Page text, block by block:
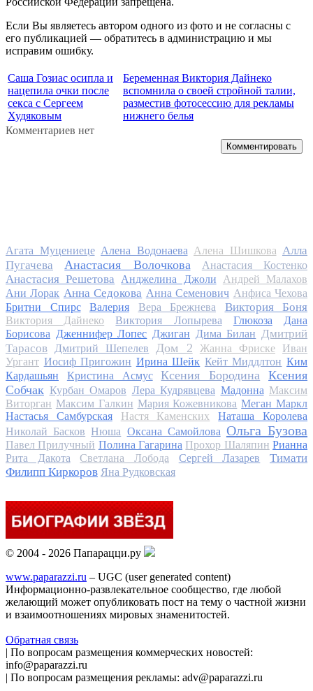
Если Вы являетесь автором одного из фото и не согласны с
его публикацией — обратитесь в администрацию и мы
исправим ошибку.
Саша Гозиас осипла и
нацепила очки после
секса с Сергеем
Худяковым
Беременная Виктория Дайнеко
вспомнила о своей стройной талии,
разместив фотосессию для рекламы
нижнего белья
Комментариев нет
Комментировать
Агата Муцениеце Алена Водонаева Алена Шишкова Алла
Пугачева
Анастасия Волочкова Анастасия Костенко
Анастасия Решетова Анджелина Джоли
Андрей Малахов
Ани Лорак Анна Седокова Анна Семенович Анфиса Чехова
Бритни Спирс
Валерия Вера Брежнева Виктория Боня
Виктория Дайнеко Виктория Лопырева Глюкоза
Дана
Борисова Дженнифер Лопес Джиган Дима Билан
Дмитрий
Тарасов
Дмитрий Шепелев Дом 2 Жанна Фриске
Иван
Ургант Иосиф Пригожин Ирина Шейк Кейт Миддлтон Ким
Кардашьян
Кристина Асмус Ксения Бородина
Ксения
Собчак Курбан Омаров Лера Кудрявцева Мадонна Максим
Виторган Максим Галкин Мария Кожевникова Меган Маркл
Настасья Самбурская
Настя Каменских
Наташа Королева
Николай Басков Нюша Оксана Самойлова Ольга Бузова
Павел Прилучный Полина Гагарина Прохор Шаляпин Рианна
Рита Дакота
Светлана Лобода Сергей Лазарев
Тимати
Филипп Киркоров Яна Рудковская
© 2004 - 2026 Папарацци.ру
www.paparazzi.ru – UGC (user generated content)
Информационно-развлекательное сообщество, где любой
желающий может опубликовать пост на тему о частной жизни
и взаимоотношениях мировых знаменитостей.
Обратная связь
| По вопросам размещения коммерческих новостей:
info@paparazzi.ru
| По вопросам размещения рекламы: adv@paparazzi.ru